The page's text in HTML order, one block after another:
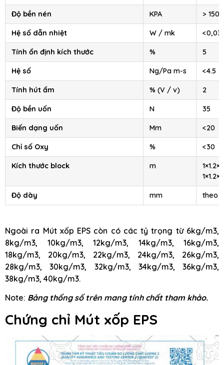
Độ bền nén KPA > 150
Hệ số dẫn nhiệt W / mk
Tính ổn định kích thước % 5
Hệ số Ng/Pa m-s <4.5
Tính hút ẩm % (V / v) 2
Độ bền uốn N 35
Biến dạng uốn Mm <20
Chỉ số Oxy % <30
Kích thước block m
1×1.2×4
Độ dày mm theo
Ngoài ra Mút xốp EPS còn có các tỷ trọng từ 6kg/m3,
8kg/m3, 10kg/m3, 12kg/m3, 14kg/m3, 16kg/m3,
18kg/m3, 20kg/m3, 22kg/m3, 24kg/m3, 26kg/m3,
28kg/m3, 30kg/m3, 32kg/m3, 34kg/m3, 36kg/m3,
38kg/m3, 40kg/m3.
Note: Bảng thống số trên mang tính chất tham khảo.
Chứng chỉ Mút xốp EPS